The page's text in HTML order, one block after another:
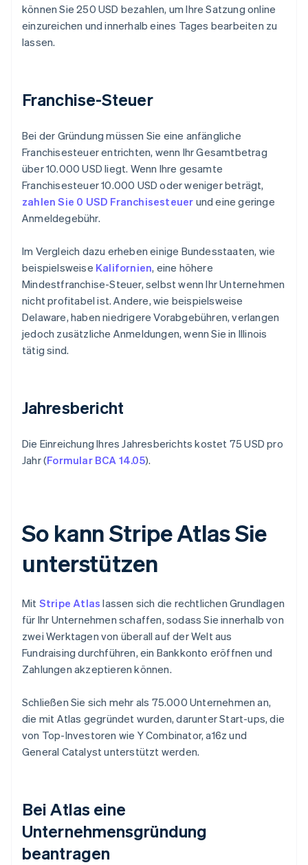
können Sie 250 USD bezahlen, um Ihre Satzung online
einzureichen und innerhalb eines Tages bearbeiten zu
lassen.
Franchise-Steuer
Bei der Gründung müssen Sie eine anfängliche
Franchisesteuer entrichten, wenn Ihr Gesamtbetrag
über 10.000 USD liegt. Wenn Ihre gesamte
Franchisesteuer 10.000 USD oder weniger beträgt,
zahlen Sie 0 USD Franchisesteuer und eine geringe
Anmeldegebühr.
Im Vergleich dazu erheben einige Bundesstaaten, wie
beispielsweise Kalifornien, eine höhere
Mindestfranchise-Steuer, selbst wenn Ihr Unternehmen
nicht profitabel ist. Andere, wie beispielsweise
Delaware, haben niedrigere Vorabgebühren, verlangen
jedoch zusätzliche Anmeldungen, wenn Sie in Illinois
tätig sind.
Jahresbericht
Die Einreichung Ihres Jahresberichts kostet 75 USD pro
Jahr (Formular BCA 14.05).
So kann Stripe Atlas Sie
unterstützen
Mit Stripe Atlas lassen sich die rechtlichen Grundlagen
für Ihr Unternehmen schaffen, sodass Sie innerhalb von
zwei Werktagen von überall auf der Welt aus
Fundraising durchführen, ein Bankkonto eröffnen und
Zahlungen akzeptieren können.
Schließen Sie sich mehr als 75.000 Unternehmen an,
die mit Atlas gegründet wurden, darunter Start-ups, die
von Top-Investoren wie Y Combinator, a16z und
General Catalyst unterstützt werden.
Bei Atlas eine
Unternehmensgründung
beantragen